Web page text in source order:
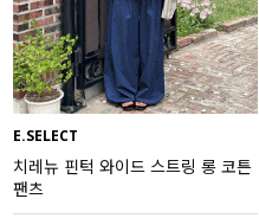
E.SELECT
치레뉴 핀턱 와이드 스트링 롱 코튼
팬츠